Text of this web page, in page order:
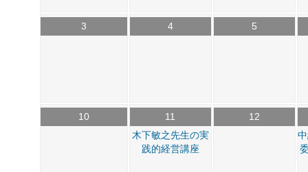
3 4 5
10
11
木下敏之先生の実
践的経営講座
12